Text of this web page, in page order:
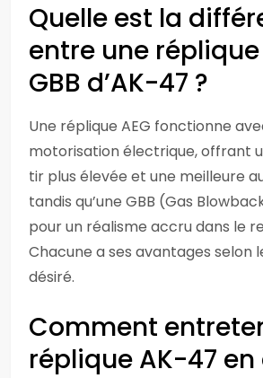
Quelle est la
entre une réplique
GBB d’AK-47 ?
Une réplique AEG fonctionne
motorisation électrique, offrant
tir plus élevée et une meilleure
tandis qu’une GBB (Gas
pour un réalisme accru dans le
Chacune a ses avantages selon
désiré.
Comment
réplique AK-47